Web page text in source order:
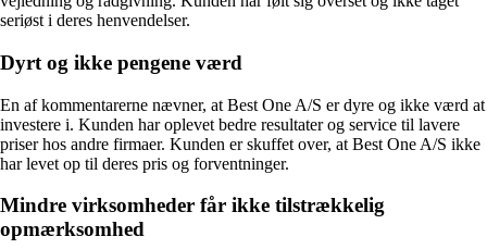
seriøst i deres henvendelser.
Dyrt og ikke pengene værd
En af kommentarerne nævner, at Best One A/S er dyre og ikke værd at
investere i. Kunden har oplevet bedre resultater og service til lavere
priser hos andre firmaer. Kunden er skuffet over, at Best One A/S ikke
har levet op til deres pris og forventninger.
Mindre virksomheder får ikke tilstrækkelig
opmærksomhed